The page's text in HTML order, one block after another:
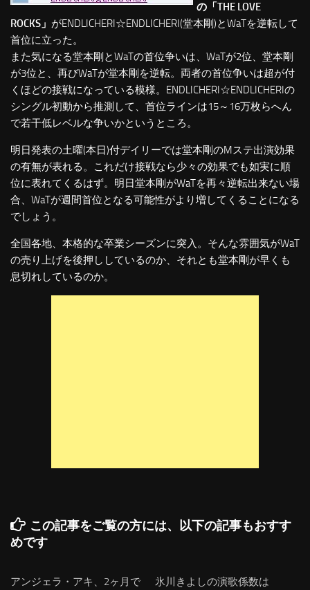
の「THE LOVE
ROCKS」 がENDLICHERI☆ENDLICHERI(堂本剛)とWaTを逆転して
首位に立った。
また気になる堂本剛とWaTの首位争いは、WaTが2位、堂本剛
が3位と、再びWaTが堂本剛を逆転。両者の首位争いは超が付
くほどの接戦になっている模様。ENDLICHERI☆ENDLICHERIの
シングル初動から推測して、首位ラインは15～16万枚らへん
で若干低レベルな争いかというところ。
明日発表の土曜(本日)付デイリーでは堂本剛のMステ出演効果
の有無が表れる。これだけ接戦なら少々の効果でも如実に順
位に表れてくるはず。明日堂本剛がWaTを再々逆転出来ない場
合、WaTが週間首位となる可能性がより増してくることになる
でしょう。
全国各地、本格的な卒業シーズンに突入。そんな雰囲気がWaT
の売り上げを後押ししているのか、それとも堂本剛が早くも
息切れしているのか。
この記事をご覧の方には、以下の記事もおすす
めです
アンジェラ・アキ、2ヶ月で
氷川きよしの演歌係数は